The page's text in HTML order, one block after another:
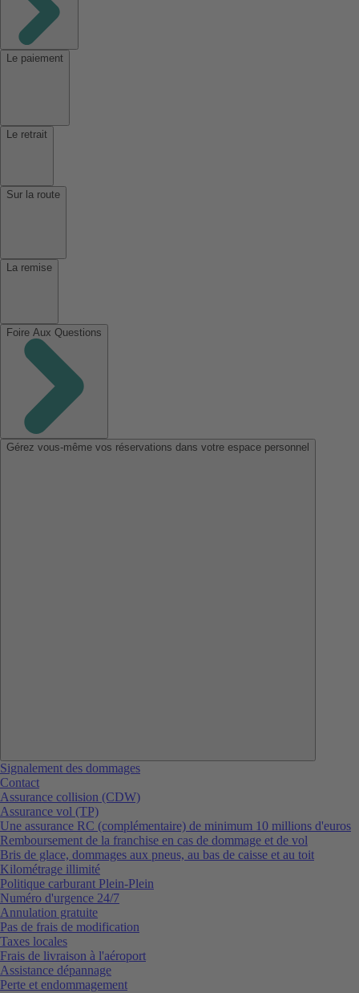
Le paiement
Le retrait
Sur la route
La remise
Foire Aux Questions
Gérez vous-même vos réservations dans votre espace personnel
Signalement des dommages
Contact
Assurance collision (CDW)
Assurance vol (TP)
Une assurance RC (complémentaire) de minimum 10 millions d'euros
Remboursement de la franchise en cas de dommage et de vol
Bris de glace, dommages aux pneus, au bas de caisse et au toit
Kilométrage illimité
Politique carburant Plein-Plein
Numéro d'urgence 24/7
Annulation gratuite
Pas de frais de modification
Taxes locales
Frais de livraison à l'aéroport
Assistance dépannage
Perte et endommagement